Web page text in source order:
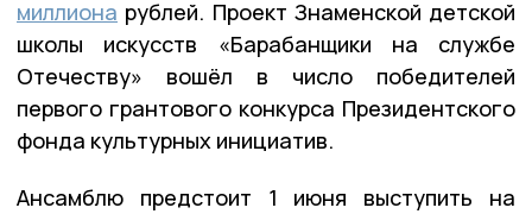
миллиона рублей. Проект Знаменской детской
школы искусств «Барабанщики на службе
Отечеству» вошёл в число победителей
первого грантового конкурса Президентского
фонда культурных инициатив.
Ансамблю предстоит 1 июня выступить на